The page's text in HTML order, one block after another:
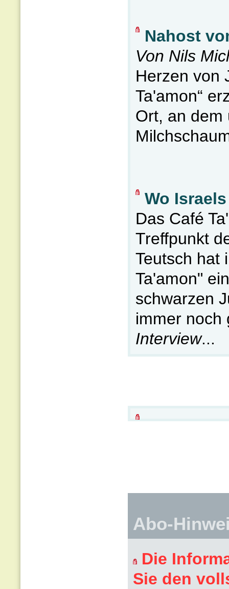
Nahost
Von Nils
Herzen von
Ta'amon“
Ort, an dem
Wo
Das Café
Treffpunkt
Teutsch hat
Ta'amon"
schwarzen
immer noch
Interview...
Abo-
Die
Sie den